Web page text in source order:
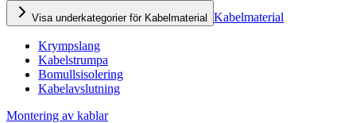
Visa underkategorier för Kabelmaterial Kabelmaterial
Krympslang
Kabelstrumpa
Bomullsisolering
Kabelavslutning
Montering av kablar